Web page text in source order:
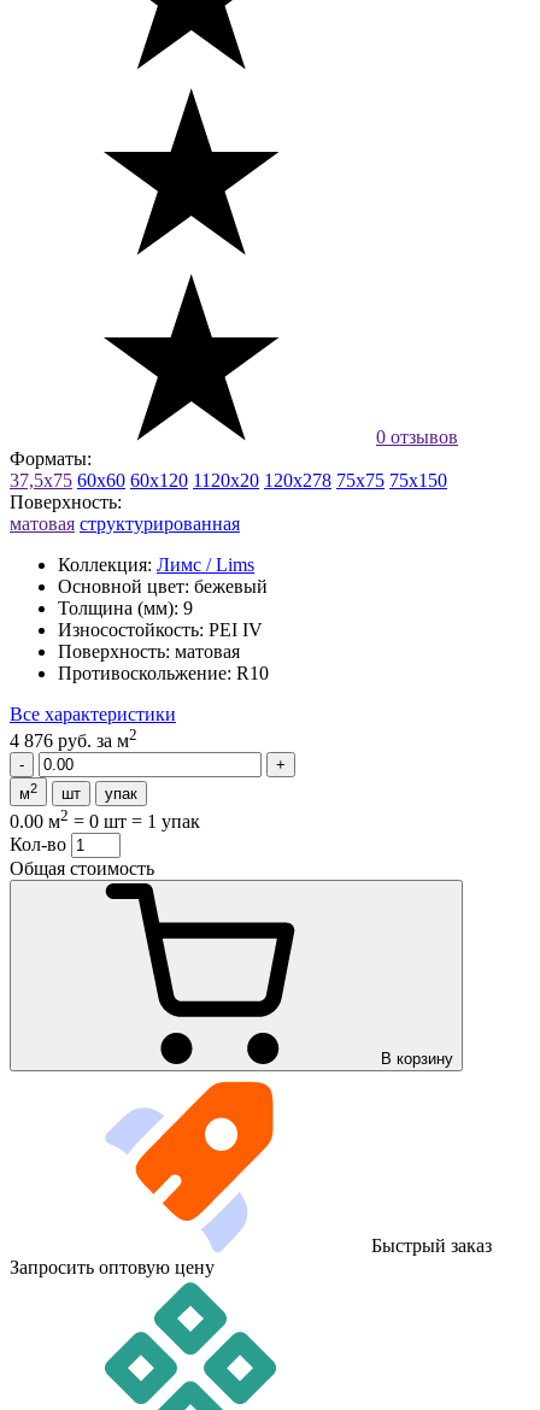
0 отзывов
Форматы:
37,5x75 60x60 60x120 1120x20 120x278 75x75 75x150
Поверхность:
матовая структурированная
Коллекция: Лимс / Lims
Основной цвет: бежевый
Толщина (мм): 9
Износостойкость: PEI IV
Поверхность: матовая
Противоскольжение: R10
Все характеристики
4 876 руб. за м2
м2 шт упак
0.00 м2 = 0 шт = 1 упак
Кол-во
Общая стоимость
В корзину
Быстрый заказ
Запросить оптовую цену